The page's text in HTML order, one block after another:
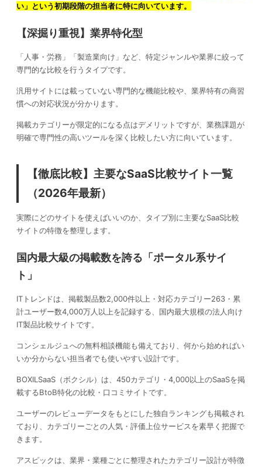
い」という初期段階の担当者に特に向いています。
【深掘り重視】業界特化型
「人事・労務」「製造業向け」など、特定ジャンルや業界に絞って
専門的な比較を行うタイプです。
汎用サイトには載っていない専門的な機能比較や、業界特有の商習
慣への対応状況が分かります。
掲載カテゴリーが限定的になる点はデメリットですが、業務課題が
明確で専門性の高いツールを深く比較したい方に向いています。
【徹底比較】主要なSaaS比較サイト一覧
（2026年最新）
実際にどのサイトを使えばいいのか、タイプ別に主要なSaaS比較
サイトの特徴を整理します。
国内最大級の掲載数を誇る「ポータル系サイ
ト」
ITトレンドは、掲載製品数2,000件以上・対応カテゴリー263・累
計ユーザー数4,000万人以上を記録する、国内最大規模の法人向け
IT製品比較サイトです。
コンシェルジュへの無料相談機能も備えており、何から始めればい
いか分からない担当者でも使いやすい設計です。
BOXILSaaS（ボクシル）は、450カテゴリ・4,000以上のSaaSを掲
載するBtoB特化の比較・口コミサイトです。
ユーザーのレビューデータをもとにした独自ランキングも掲載され
ており、カテゴリーごとの人気・評価上位サービスを素早く把握で
きます。
アスピックは、業界・業種ごとに整理されたカテゴリー設計が特徴